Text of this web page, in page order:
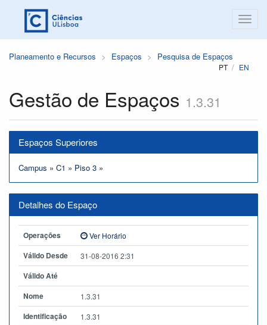
Planeamento e Recursos Espaços Pesquisa de Espaços
PT EN
Gestão de Espaços 1.3.31
Espaços Superiores
Campus » C1 » Piso 3 »
Detalhes do Espaço
Operações Ver Horário
Válido Desde 31-08-2016 2:31
Válido Até
Nome
1.3.31
Identificação 1.3.31